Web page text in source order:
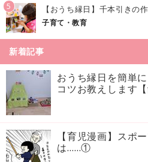
5
子育て・教育
新着記事
おうち縁日を簡単
コツお教えします
【育児漫画】スポ
は……①